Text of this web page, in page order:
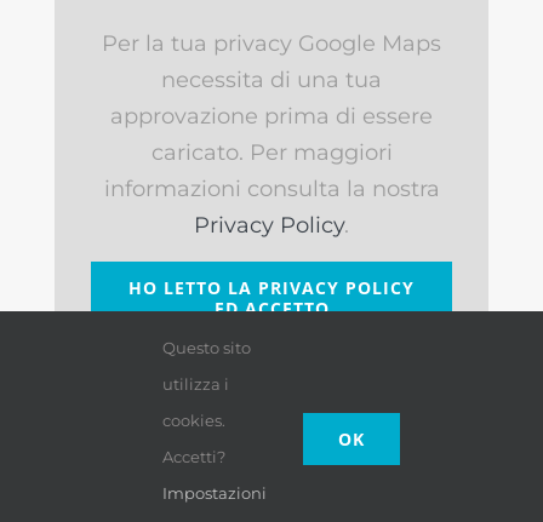
Per la tua privacy Google Maps
necessita di una tua
approvazione prima di essere
caricato. Per maggiori
informazioni consulta la nostra
Privacy Policy.
HO LETTO LA PRIVACY POLICY
ED ACCETTO
Questo sito
utilizza i
cookies.
Accetti?
Impostazioni
OK